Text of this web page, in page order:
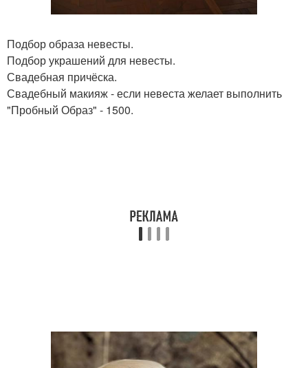
Подбор образа невесты.
Подбор украшений для невесты.
Свадебная причёска.
Свадебный макияж - если невеста желает выполнить
"Пробный Образ" - 1500.